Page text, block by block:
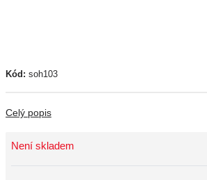
Kód: soh103
Celý popis
Není skladem